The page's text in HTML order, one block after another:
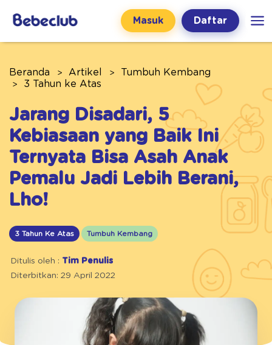
Masuk Daftar
Beranda Artikel
Tumbuh Kembang
3 Tahun ke Atas
Jarang Disadari, 5
Kebiasaan yang Baik Ini
Ternyata Bisa Asah Anak
Pemalu Jadi Lebih Berani,
Lho!
3 Tahun Ke Atas Tumbuh Kembang
Ditulis oleh : Tim Penulis
Diterbitkan: 29 April 2022